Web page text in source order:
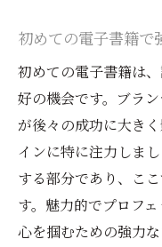
初めての電子書籍で
初めての電子書籍は
好の機会です。ブラ
が後々の成功に大き
インに特に注力しま
する部分であり、こ
す。魅力的でプロフ
心を掴むための強力